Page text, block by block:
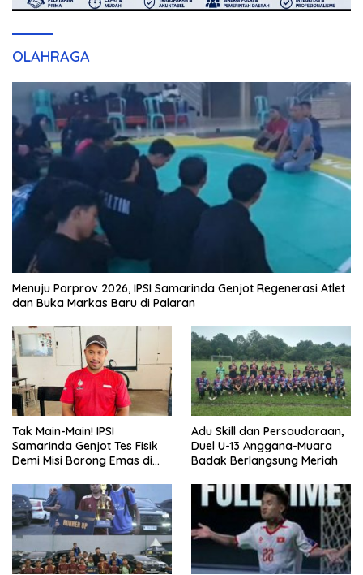
OLAHRAGA
Menuju Porprov 2026, IPSI Samarinda Genjot Regenerasi Atlet
dan Buka Markas Baru di Palaran
Tak Main-Main! IPSI
Samarinda Genjot Tes Fisik
Demi Misi Borong Emas di
Adu Skill dan Persaudaraan,
Duel U-13 Anggana-Muara
Badak Berlangsung Meriah